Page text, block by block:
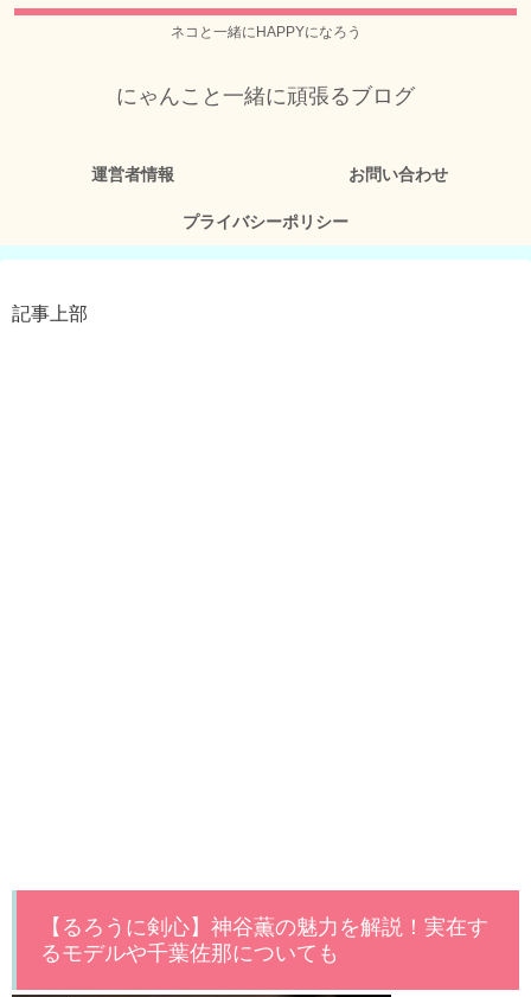
ネコと一緒にHAPPYになろう
にゃんこと一緒に頑張るブログ
運営者情報 お問い合わせ
プライバシーポリシー
記事上部
【るろうに剣心】神谷薫の魅力を解説！実在す
るモデルや千葉佐那についても